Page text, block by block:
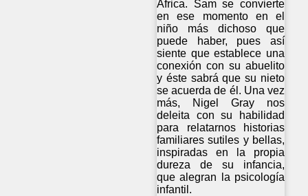
África. Sam se convierte
en ese momento en el
niño más dichoso que
puede haber, pues así
siente que establece una
conexión con su abuelito
y éste sabrá que su nieto
se acuerda de él. Una vez
más, Nigel Gray nos
deleita con su habilidad
para relatarnos historias
familiares sutiles y bellas,
inspiradas en la propia
dureza de su infancia,
que alegran la psicología
infantil.